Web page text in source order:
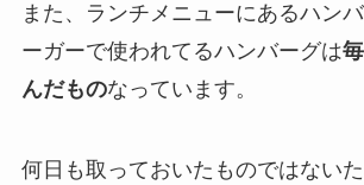
また、ランチメニューにあるハン
ーガーで使われてるハンバーグは
んだものなっています。
何日も取っておいたものではない